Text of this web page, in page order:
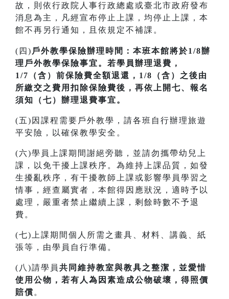
故，則依行政院人事行政總處或臺北市政府發布
消息為主，凡經宣布停止上課，均停止上課，本
館不再另行通知，且依規定不補課 。
(四) 戶外教學保險辦理時間：本班本館將於1/8辦
理戶外教學保險事宜。若學員辦理退費，
1/7（含）前保險費全額退還，1/8（含）之後由
所繳交之費用扣除保險費後，再依上開七、報名
須知（七）辦理退費事宜。
(五)因課程需要戶外教學，請各班自行辦理旅遊
平安險，以確保教學安全。
(六)學員上課期間謝絕旁聽，並請勿攜帶幼兒上
課，以免干擾上課秩序。為維持上課品質，如發
生擾亂秩序，有干擾教師上課或影響學員學習之
情事，經查屬實者，本館得因應狀況，適時予以
處理，嚴重者禁止繼續上課，剩餘時數不予退
費。
(七)上課期間個人所需之畫具、材料、講義、紙
張等，由學員自行準備。
(八)請學員 共同維持教室與教具之整潔，並愛惜
使用公物，若有人為因素造成公物破壞，得照價
賠償 。